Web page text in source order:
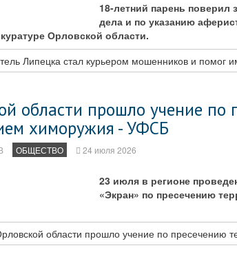
18-летний парень поверил
дела и по указанию
Орловской области.
Липецка стал курьером мошенников и помог
области прошло учение по
химоружия - УФСБ
ОБЩЕСТВО 24 июля 2026
23 июля в регионе
«Экран» по пресечению
области прошло учение по пресечению